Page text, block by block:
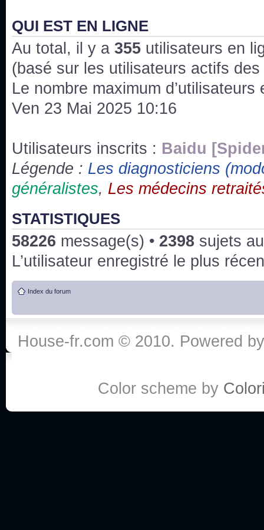
issus des saisons 6; 7 et 8 !
Bonne année 2020 !
Bonne année 2019 !
Joyeux Noël !
Bonne année tout le monde !
Un peu de ménage, spams supprimés. Depuis
chaines françaises diffusent House, HD1 et
3x24 Human Error mais je suis pas sur
Bonjour j'aimerais que l'on m'aide à trouver un
qu'une personne fait un arrêt cardiaque mais
:he:
Salut tout le monde ! Je me fais un petit après
QUI EST EN LIGNE
Au total, il y a 355 utilisateurs en
(basé sur les utilisateurs actifs
Le nombre maximum
Ven 23 Mai 2025 10:16
Utilisateurs inscrits : Baidu
Légende : Les diagnosticiens
généralistes, Les médecins
STATISTIQUES
58226 message(s) • 2398 sujets
L’utilisateur enregistré le plus
Index du forum
House-fr.com © 2010. Powered
Color scheme by